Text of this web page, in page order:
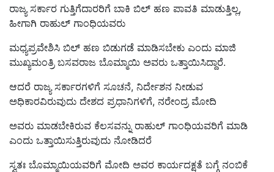
ರಾಜ್ಯ ಸರ್ಕಾರ ಗುತ್ತಿಗೆದಾರರಿಗೆ ಬಾಕಿ ಬಿಲ್ ಹಣ ಪಾವತಿ ಮಾಡುತ್ತಿಲ್ಲ,
ಹೀಗಾಗಿ ರಾಹುಲ್ ಗಾಂಧಿಯವರು
ಮಧ್ಯಪ್ರವೇಶಿಸಿ ಬಿಲ್ ಹಣ ಬಿಡುಗಡೆ ಮಾಡಿಸಬೇಕು ಎಂದು ಮಾಜಿ
ಮುಖ್ಯಮಂತ್ರಿ ಬಸವರಾಜ ಬೊಮ್ಮಾಯಿ ಅವರು ಒತ್ತಾಯಿಸಿದ್ದಾರೆ.
ಆದರೆ ರಾಜ್ಯ ಸರ್ಕಾರಗಳಿಗೆ ಸೂಚನೆ, ನಿರ್ದೇಶನ ನೀಡುವ
ಅಧಿಕಾರವಿರುವುದು ದೇಶದ ಪ್ರಧಾನಿಗಳಿಗೆ, ನರೇಂದ್ರ ಮೋದಿ
ಅವರು ಮಾಡಬೇಕಿರುವ ಕೆಲಸವನ್ನು ರಾಹುಲ್ ಗಾಂಧಿಯವರಿಗೆ ಮಾಡಿ
ಎಂದು ಒತ್ತಾಯಿಸುತ್ತಿರುವುದು ನೋಡಿದರೆ
ಸ್ವತಃ ಬೊಮ್ಮಾಯಿಯವರಿಗೆ ಮೋದಿ ಅವರ ಕಾರ್ಯದಕ್ಷತೆ ಬಗ್ಗೆ ನಂಬಿಕೆ